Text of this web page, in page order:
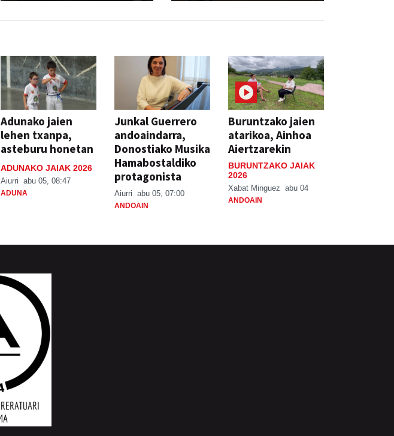
Adunako jaien
lehen txanpa,
asteburu honetan
ADUNAKO JAIAK 2026
Aiurri abu 05, 08:47
ADUNA
Junkal Guerrero
andoaindarra,
Donostiako Musika
Hamabostaldiko
protagonista
Aiurri abu 05, 07:00
ANDOAIN
Buruntzako jaien
atarikoa, Ainhoa
Aiertzarekin
BURUNTZAKO JAIAK
2026
Xabat Minguez abu 04
ANDOAIN